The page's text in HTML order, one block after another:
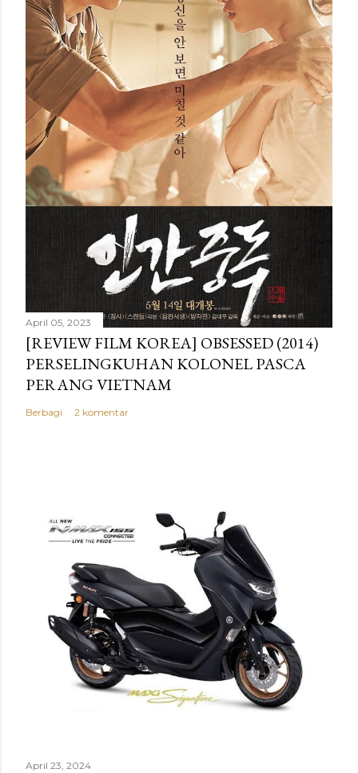
April 05, 2023
[REVIEW FILM KOREA] OBSESSED (2014)
PERSELINGKUHAN KOLONEL PASCA
PERANG VIETNAM
Berbagi 2 komentar
April 23, 2024